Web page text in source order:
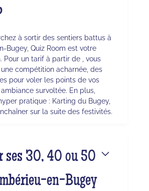
à sortir des sentiers battus à
Bugey, Quiz Room est votre
Pour un tarif à partir de , vous
compétition acharnée, des
pour voler les points de vos
survoltée. En plus,
pratique : Karting du Bugey,
sur la suite des festivités.
ses 30, 40 ou 50
en-Bugey